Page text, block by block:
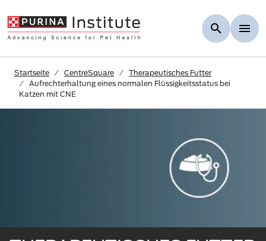
Startseite CentreSquare
Therapeutisches Futter
Aufrechterhaltung eines normalen Flüssigkeitsstatus bei
Katzen mit CNE